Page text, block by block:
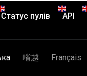
Статус пулів API
㗂越 Français